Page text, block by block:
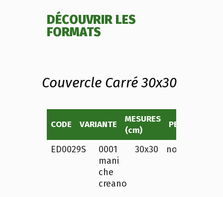
DÉCOUVRIR LES
FORMATS
Couvercle Carré 30x30
CODE VARIANTE
MESURES
(cm)
ED0029S
0001
mani
che
creano
30x30 non